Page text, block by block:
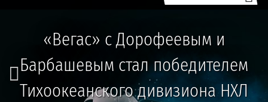
«Вегас» с Дорофеевым и
Барбашевым стал победителем
Тихоокеанского дивизиона НХЛ